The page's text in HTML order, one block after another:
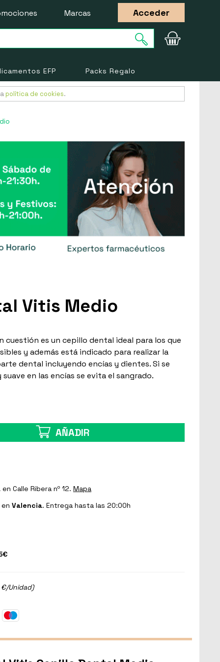
Marcas Acceder
EFP Packs Regalo
política de cookies.
Vitis Medio
cuestión es un cepillo dental ideal para los que
y además está indicado para realizar la
dental incluyendo encías y dientes. Si se
en las encías se evita el sangrado.
AÑADIR
en Calle Ribera nº 12. Mapa
en Valencia. Entrega hasta las 20:00h
€/Unidad)